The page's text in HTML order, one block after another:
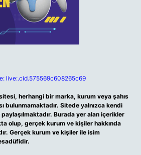
live:.cid.575569c608265c69
herhangi bir marka, kurum veya şahıs
bulunmamaktadır. Sitede yalnızca kendi
paylaşılmaktadır. Burada yer alan içerikler
olup, gerçek kurum ve kişiler hakkında
Gerçek kurum ve kişiler ile isim